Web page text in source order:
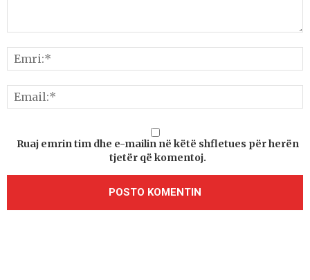
Ruaj emrin tim dhe e-mailin në këtë shfletues për herën
tjetër që komentoj.